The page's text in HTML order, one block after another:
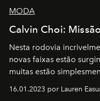
MODA
Calvin Choi:
Nesta rodovia
novas faixas estão
muitas estão
transportador AMTD
16.01.2023 por Lauren